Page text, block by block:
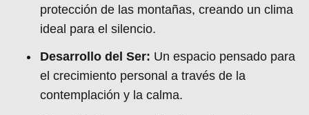
protección de las montañas, creando un clima
ideal para el silencio.
Desarrollo del Ser: Un espacio pensado para
el crecimiento personal a través de la
contemplación y la calma.